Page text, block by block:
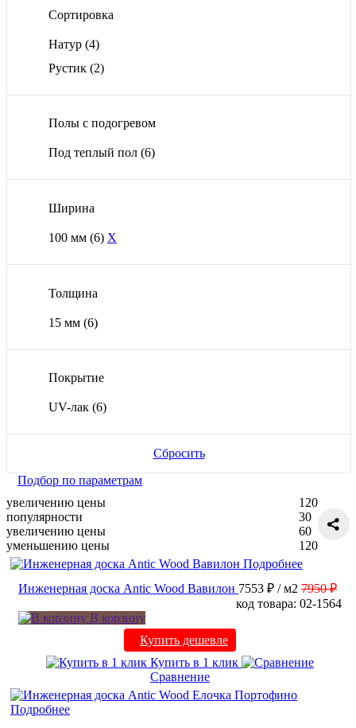
Сортировка
Натур (4)
Рустик (2)
Полы с подогревом
Под теплый пол (6)
Ширина
100 мм (6) X
Толщина
15 мм (6)
Покрытие
UV-лак (6)
Сбросить
Подбор по параметрам
увеличению цены
популярности
увеличению цены
уменьшению цены
120
30
60
120
Подробнее
Инженерная доска Antic Wood Вавилон 7553 ₽ / м2 7950 ₽
код товара: 02-1564
В корзину
Купить дешевле
Купить в 1 клик
Сравнение
Подробнее